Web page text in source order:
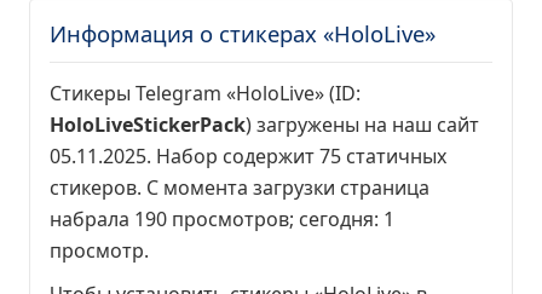
Информация о стикерах «HoloLive»
Стикеры Telegram «HoloLive» (ID:
HoloLiveStickerPack) загружены на наш сайт
05.11.2025. Набор содержит 75 статичных
стикеров. С момента загрузки страница
набрала 190 просмотров; сегодня: 1
просмотр.